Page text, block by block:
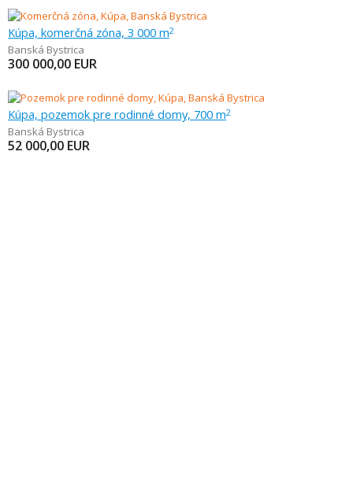
Kúpa, komerčná zóna, 3 000 m2
Banská Bystrica
300 000,00 EUR
Kúpa, pozemok pre rodinné domy, 700 m2
Banská Bystrica
52 000,00 EUR